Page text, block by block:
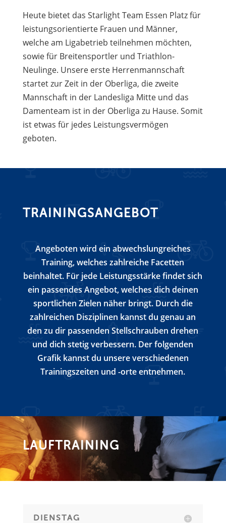
Heute bietet das Starlight Team Essen Platz für
leistungsorientierte Frauen und Männer,
welche am Ligabetrieb teilnehmen möchten,
sowie für Breitensportler und Triathlon-
Neulinge. Unsere erste Herrenmannschaft
startet zur Zeit in der Oberliga, die zweite
Mannschaft in der Landesliga Mitte und das
Damenteam ist in der Oberliga zu Hause. Somit
ist etwas für jedes Leistungsvermögen
geboten.
TRAININGSANGEBOT
Angeboten wird ein abwechslungreiches
Training, welches zahlreiche Facetten
beinhaltet. Für jede Leistungsstärke findet sich
ein passendes Angebot, welches dich deinen
sportlichen Zielen näher bringt. Durch die
zahlreichen Disziplinen kannst du genau an
den zu dir passenden Stellschrauben drehen
und dich stetig verbessern. Der folgenden
Grafik kannst du unsere verschiedenen
Trainingszeiten und -orte entnehmen.
LAUFTRAINING
DIENSTAG